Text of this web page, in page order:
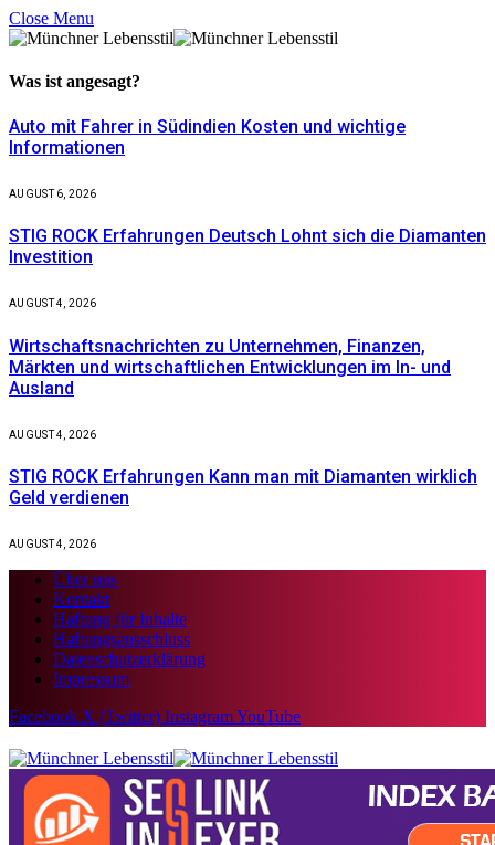
Close Menu
Was ist angesagt?
Auto mit Fahrer in Südindien Kosten und wichtige
Informationen
AUGUST 6, 2026
STIG ROCK Erfahrungen Deutsch Lohnt sich die Diamanten
Investition
AUGUST 4, 2026
Wirtschaftsnachrichten zu Unternehmen, Finanzen,
Märkten und wirtschaftlichen Entwicklungen im In- und
Ausland
AUGUST 4, 2026
STIG ROCK Erfahrungen Kann man mit Diamanten wirklich
Geld verdienen
AUGUST 4, 2026
Über uns
Kontakt
Haftung für Inhalte
Haftungsausschluss
Datenschutzerklärung
Impressum
Facebook X (Twitter) InstagramYouTube